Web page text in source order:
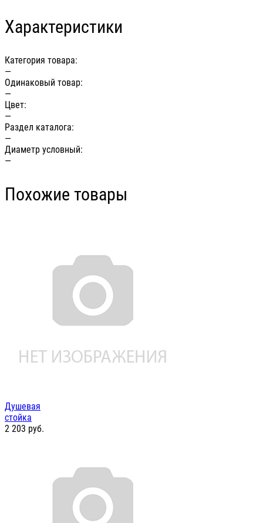
Характеристики
Категория товара:
—
Одинаковый товар:
—
Цвет:
—
Раздел каталога:
—
Диаметр условный:
—
Похожие товары
Душевая
стойка
2 203 руб.